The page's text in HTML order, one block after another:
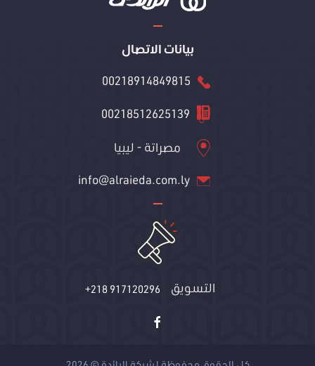
بيانات الاتصال
00218914849815
00218512625139
مصراتة - ليبيا
info@alraieda.com.ly
التسويق +218 917120296